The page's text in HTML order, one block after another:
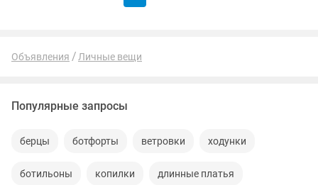
Объявления Личные вещи
Популярные запросы
берцы ботфорты ветровки ходунки
ботильоны копилки длинные платья